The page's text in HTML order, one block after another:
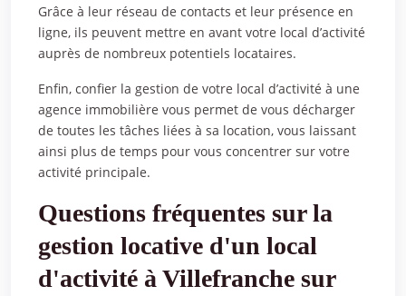
Grâce à leur réseau de contacts et leur présence en
ligne, ils peuvent mettre en avant votre local d’activité
auprès de nombreux potentiels locataires.
Enfin, confier la gestion de votre local d’activité à une
agence immobilière vous permet de vous décharger
de toutes les tâches liées à sa location, vous laissant
ainsi plus de temps pour vous concentrer sur votre
activité principale.
Questions fréquentes sur la
gestion locative d'un local
d'activité à Villefranche sur